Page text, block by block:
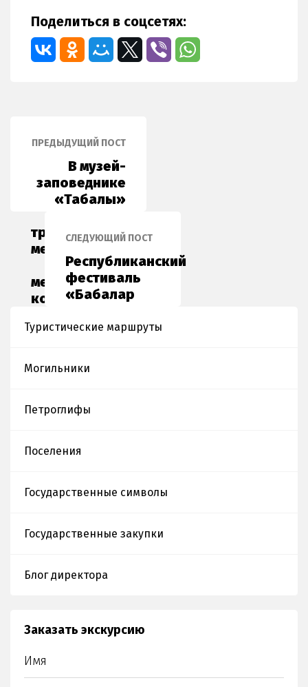
Поделиться в соцсетях:
ПРЕДЫДУЩИЙ ПОСТ
В музей-
заповеднике
«Таңбалы»
традиционная
международная
научно-
методическая
конференция
Оразбаевские
СЛЕДУЮЩИЙ ПОСТ
Республиканский
фестиваль
«Бабалар
научно-
«Кенесары
ерлігі және
Туристические маршруты
Могильники
Петроглифы
Поселения
Государственные символы
Государственные закупки
Блог директора
Заказать экскурсию